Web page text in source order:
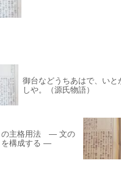
御台などうちあはで、いと
しや。（源氏物語）
の主格用法 ― 文の
を構成する ―